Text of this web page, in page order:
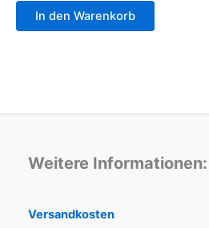
In den Warenkorb
Weitere Informationen:
Versandkosten